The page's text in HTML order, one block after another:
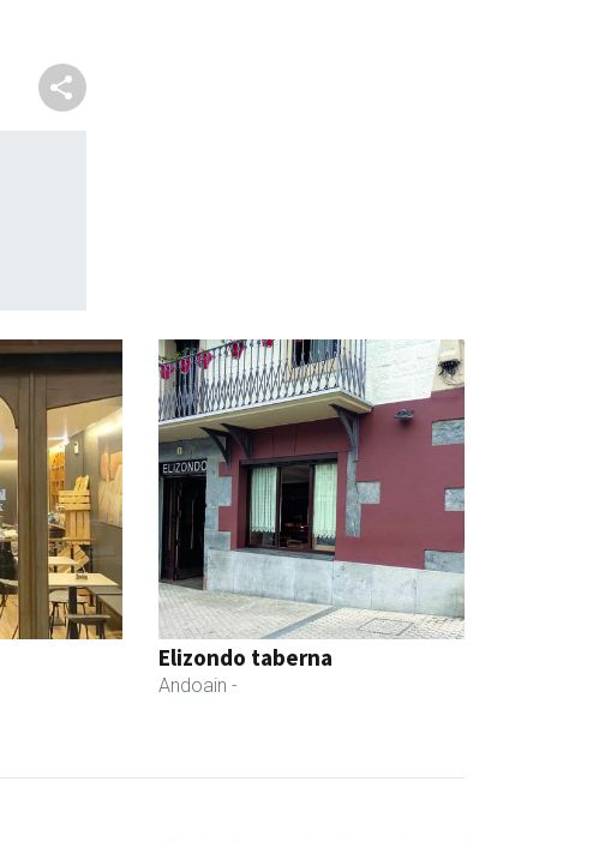
Elizondo taberna
Andoain -